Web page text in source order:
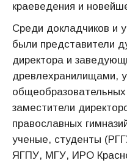
краеведения и
Среди докладчиков и
были представители
директора и
древлехранилищами,
заместители
православных
ученые, студенты
ЯГПУ, МГУ, ИРО